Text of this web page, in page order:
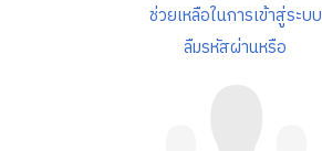
ช่วยเหลือในการเข้าสู่ระบบ
ลืมรหัสผ่านหรือ